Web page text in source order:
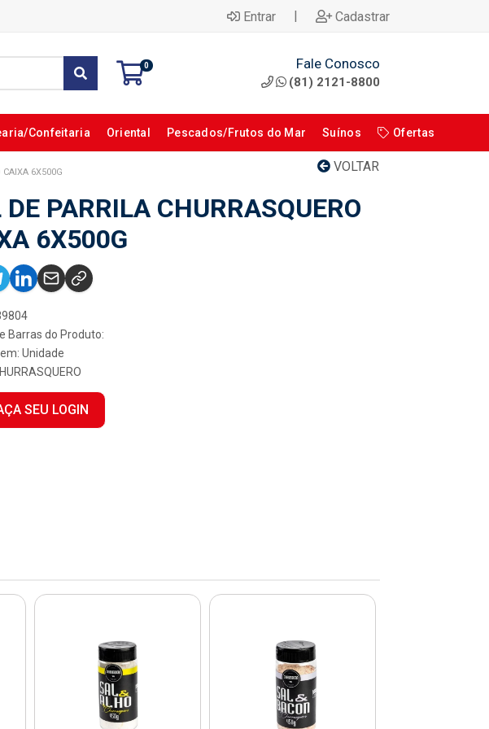
Entrar | Cadastrar
0 Fale Conosco
(81) 2121-8800
Confeitaria Oriental Pescados/Frutos do Mar Suínos Ofertas
VOLTAR
CAIXA 6X500G
DE PARRILA CHURRASQUERO
6X500G
Barras do Produto:
Unidade
SEU LOGIN